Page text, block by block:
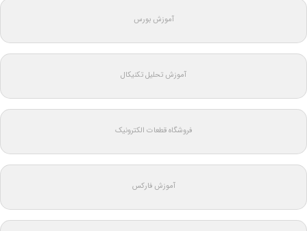
آموزش بورس
آموزش تحلیل تکنیکال
فروشگاه قطعات الکترونیک
آموزش فارکس